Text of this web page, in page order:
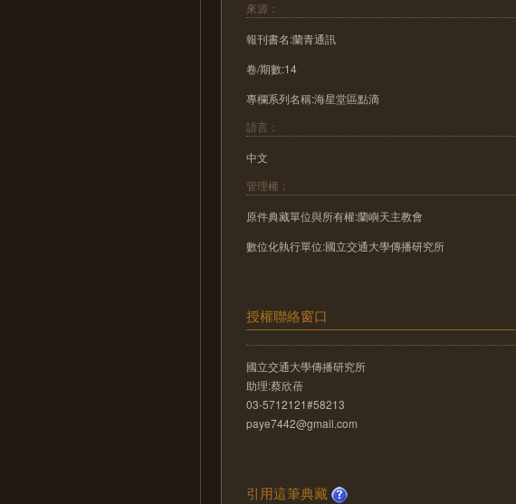
來源：
報刊書名:蘭青通訊
卷/期數:14
專欄系列名稱:海星堂區點滴
語言：
中文
管理權：
原件典藏單位與所有權:蘭嶼天主教會
數位化執行單位:國立交通大學傳播研究所
授權聯絡窗口
國立交通大學傳播研究所
助理:蔡欣蓓
03-5712121#58213
paye7442@gmail.com
引用這筆典藏